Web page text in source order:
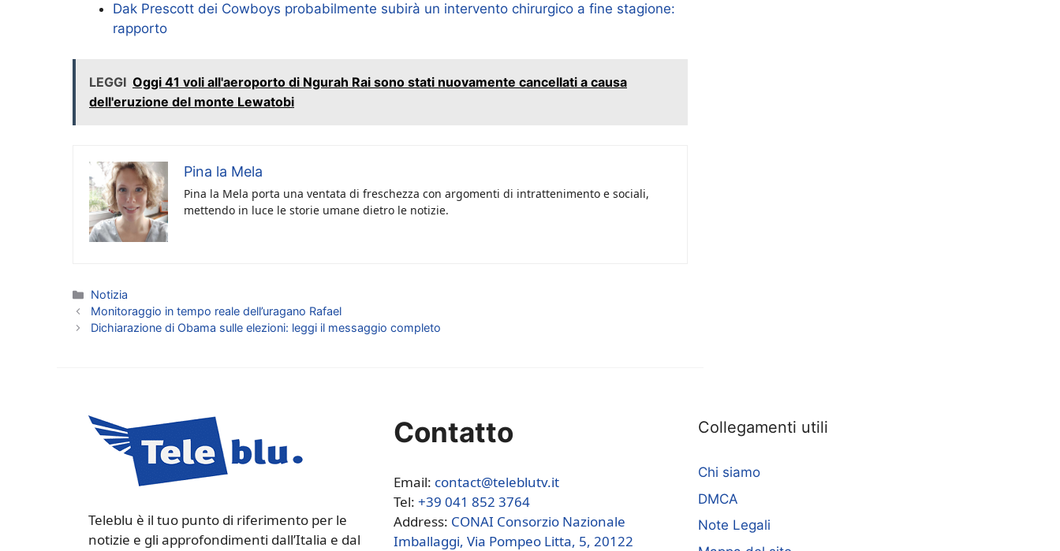
Dak Prescott dei Cowboys probabilmente subirà un intervento chirurgico a fine stagione:
rapporto
LEGGI Oggi 41 voli all'aeroporto di Ngurah Rai sono stati nuovamente cancellati a causa
dell'eruzione del monte Lewatobi
Pina la Mela
Pina la Mela porta una ventata di freschezza con argomenti di intrattenimento e sociali,
mettendo in luce le storie umane dietro le notizie.
Categorie
Notizia
Monitoraggio in tempo reale dell’uragano Rafael
Dichiarazione di Obama sulle elezioni: leggi il messaggio completo
Teleblu è il tuo punto di riferimento per le
notizie e gli approfondimenti dall’Italia e dal
Contatto
Email: contact@teleblutv.it
Tel: +39 041 852 3764
Address: CONAI Consorzio Nazionale
Imballaggi, Via Pompeo Litta, 5, 20122
Collegamenti utili
Chi siamo
DMCA
Note Legali